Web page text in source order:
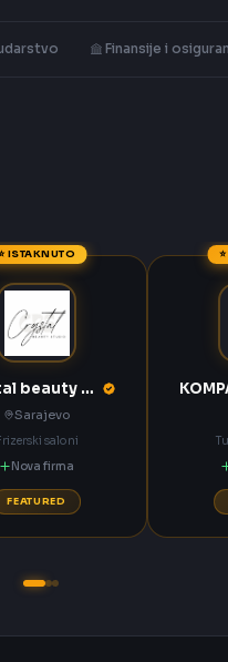
Finansije i
ISTAKNUTO
Crystal beauty studio Sarajevo
Sarajevo
saloni
Nova firma
FEATURED